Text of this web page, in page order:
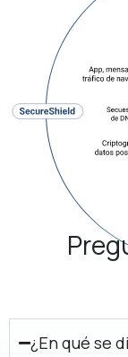
¿En qué se